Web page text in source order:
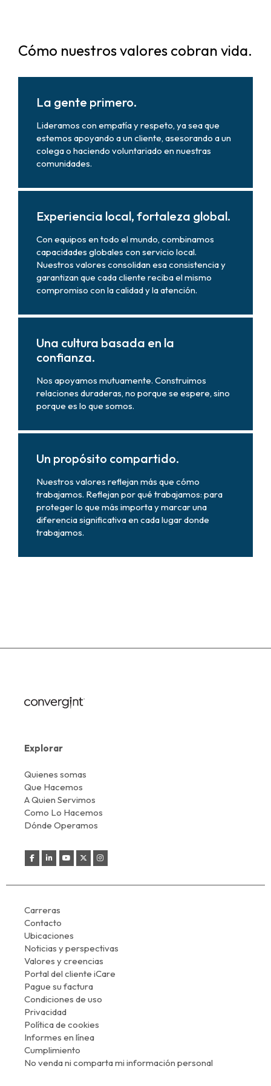
Cómo nuestros valores cobran vida.
La gente primero.
Lideramos con empatía y respeto, ya sea que
estemos apoyando a un cliente, asesorando a un
colega o haciendo voluntariado en nuestras
comunidades.
Experiencia local, fortaleza global.
Con equipos en todo el mundo, combinamos
capacidades globales con servicio local.
Nuestros valores consolidan esa consistencia y
garantizan que cada cliente reciba el mismo
compromiso con la calidad y la atención.
Una cultura basada en la
confianza.
Nos apoyamos mutuamente. Construimos
relaciones duraderas, no porque se espere, sino
porque es lo que somos.
Un propósito compartido.
Nuestros valores reflejan más que cómo
trabajamos. Reflejan por qué trabajamos: para
proteger lo que más importa y marcar una
diferencia significativa en cada lugar donde
trabajamos.
Explorar
Quienes somas
Que Hacemos
A Quien Servimos
Como Lo Hacemos
Dónde Operamos
Carreras
Contacto
Ubicaciones
Noticias y perspectivas
Valores y creencias
Portal del cliente iCare
Pague su factura
Condiciones de uso
Privacidad
Política de cookies
Informes en línea
Cumplimiento
No venda ni comparta mi información personal